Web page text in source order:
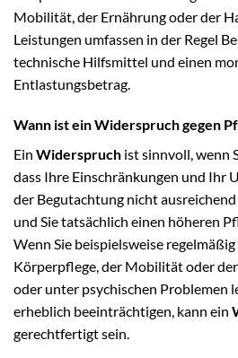
Mobilität, der Ernährung oder der
Leistungen umfassen in der Regel
technische Hilfsmittel und einen
Entlastungsbetrag.
Wann ist ein Widerspruch gegen
Ein Widerspruch ist sinnvoll, wenn
dass Ihre Einschränkungen und Ihr
der Begutachtung nicht
und Sie tatsächlich einen höheren
Wenn Sie beispielsweise
Körperpflege, der Mobilität oder
oder unter psychischen Problemen
erheblich beeinträchtigen, kann ein
gerechtfertigt sein.